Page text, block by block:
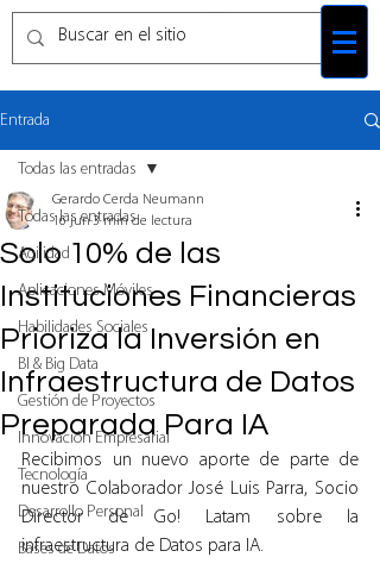
Entrada
Todas las entradas
Agilidad
Aplicaciones Móviles
Habilidades Sociales
BI & Big Data
Gestión de Proyectos
Innovación Empresarial
Tecnología
Desarrollo Personal
Bases de Datos
Todas las entradas
Solo 10% de las
Instituciones Financieras
Prioriza la Inversión en
Infraestructura de Datos
Preparada Para IA
Gerardo Cerda Neumann
16 jun3 min de lectura
Recibimos un nuevo aporte de parte de
nuestro Colaborador José Luis Parra, Socio
Director de Go! Latam sobre la
infraestructura de Datos para IA.